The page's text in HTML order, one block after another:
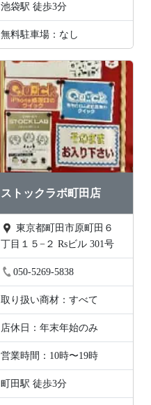
池袋駅 徒歩3分
無料駐車場：なし
ストックラボ町田店
東京都町田市原町田６
丁目１５−２ Rsビル 301号
050-5269-5838
取り扱い商材：すべて
店休日：年末年始のみ
営業時間：10時〜19時
町田駅 徒歩3分